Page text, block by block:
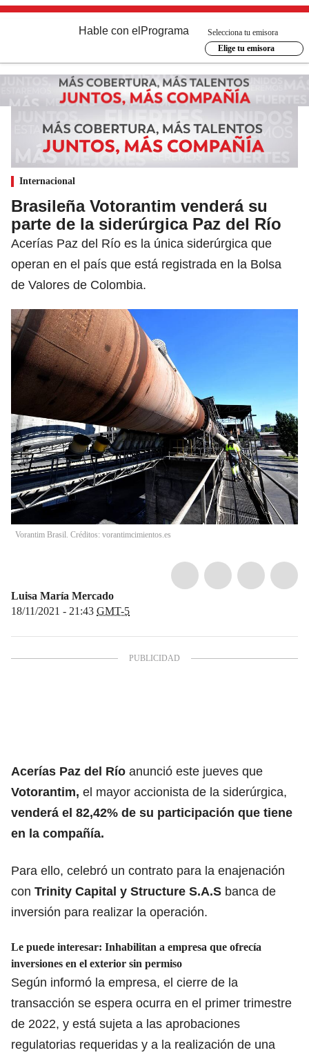
Hable con el Programa
Selecciona tu emisora
Elige tu emisora
Internacional
Brasileña Votorantim venderá su
parte de la siderúrgica Paz del Río
Acerías Paz del Río es la única siderúrgica que
operan en el país que está registrada en la Bolsa
de Valores de Colombia.
Vorantim Brasil. Créditos: vorantimcimientos.es
Luisa María Mercado
18/11/2021 - 21:43 GMT-5
Acerías Paz del Río anunció este jueves que
Votorantim, el mayor accionista de la siderúrgica,
venderá el 82,42% de su participación que tiene
en la compañía.
Para ello, celebró un contrato para la enajenación
con Trinity Capital y Structure S.A.S banca de
inversión para realizar la operación.
Le puede interesar: Inhabilitan a empresa que ofrecía
inversiones en el exterior sin permiso
Según informó la empresa, el cierre de la
transacción se espera ocurra en el primer trimestre
de 2022, y está sujeta a las aprobaciones
regulatorias requeridas y a la realización de una